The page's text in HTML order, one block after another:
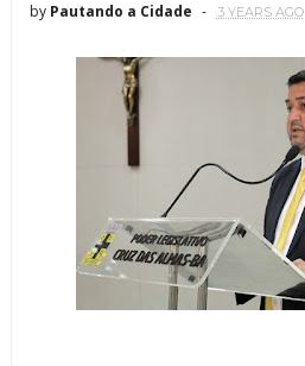
by Pautando a Cidade 3 YEARS AGO